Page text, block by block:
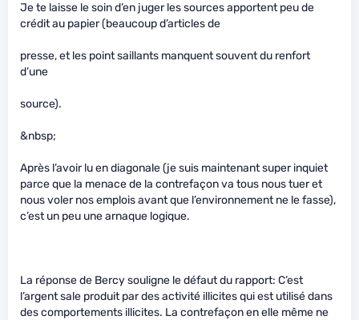
Je te laisse le soin d’en juger les sources apportent peu de
crédit au papier (beaucoup d’articles de
presse, et les point saillants manquent souvent du renfort
d’une
source).
&nbsp;
Après l’avoir lu en diagonale (je suis maintenant super inquiet
parce que la menace de la contrefaçon va tous nous tuer et
nous voler nos emplois avant que l’environnement ne le fasse),
c’est un peu une arnaque logique.
La réponse de Bercy souligne le défaut du rapport: C’est
l’argent sale produit par des activité illicites qui est utilisé dans
des comportements illicites. La contrefaçon en elle même ne